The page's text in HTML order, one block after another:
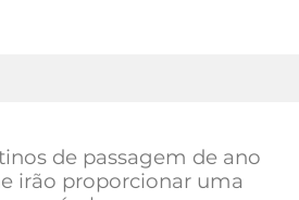
de passagem de ano
irão proporcionar uma